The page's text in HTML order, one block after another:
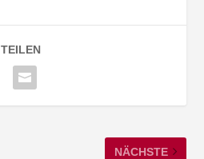
TEILEN
NÄCHSTE